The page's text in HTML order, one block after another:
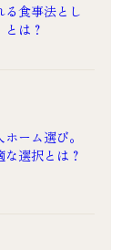
護食事法とし
は？
ーム選び。
選択とは？